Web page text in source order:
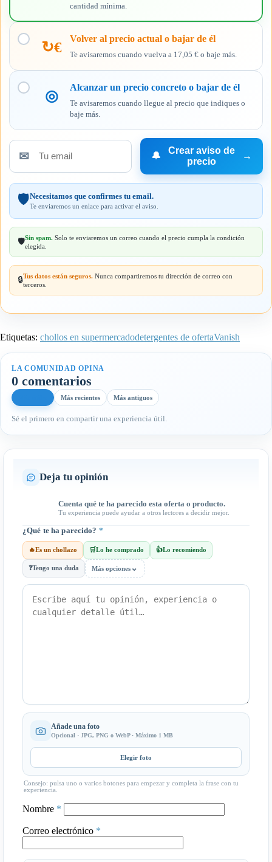
aviso
cantidad mínima.
↻€
Volver al precio actual o bajar de él
Te avisaremos cuando vuelva a 17,05 € o baje más.
◎
Alcanzar un precio concreto o bajar de él
Te avisaremos cuando llegue al precio que indiques o
baje más.
Tu
email
✉ 🔔
Crear aviso de
precio
→
🛡️Necesitamos que confirmes tu email.
Te enviaremos un enlace para activar el aviso.
🛡️Sin spam. Solo te enviaremos un correo cuando el precio cumpla la condición
elegida.
🔒Tus datos están seguros. Nunca compartiremos tu dirección de correo con
terceros.
Etiquetas: chollos en supermercadodetergentes de ofertaVanish
LA COMUNIDAD OPINA
0 comentarios
Más recientes Más antiguos
Sé el primero en compartir una experiencia útil.
Deja tu opinión
Cuenta qué te ha parecido esta oferta o producto.
Tu experiencia puede ayudar a otros lectores a decidir mejor.
¿Qué te ha parecido? *
🔥Es un chollazo 🛒Lo he comprado 👍Lo recomiendo
❓Tengo una duda Más opciones ⌄
Añade una foto
Opcional · JPG, PNG o WebP · Máximo 1 MB
Elegir foto
Consejo: pulsa uno o varios botones para empezar y completa la frase con tu
experiencia.
Nombre *
Correo electrónico *